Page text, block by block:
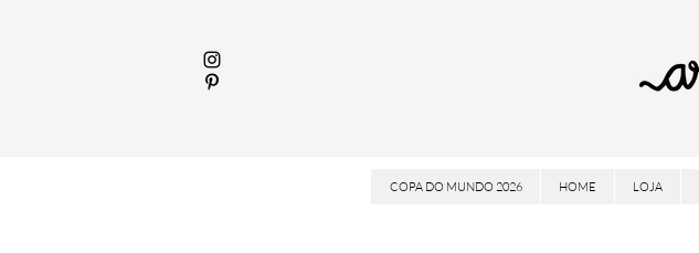
COPA DO MUNDO 2026 HOME LOJA